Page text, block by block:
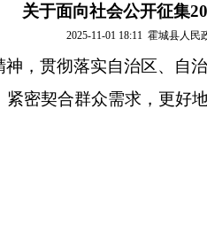
关于面向社会公开征集
2025-11-01 18:11 霍城县人民
，贯彻落实自治区、 自
密契合群众需求，更好